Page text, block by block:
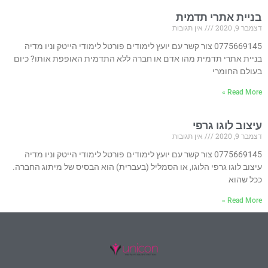
בניית אתרי תדמית
דצמבר 9, 2020
אין תגובות
0775669145 צור קשר עם יועץ לימודים פורטל לימודי הייטק וניו מדיה
בניית אתרי תדמית מהו אדם או חברה ללא התדמית האופפת אותו? כיום
בעולם החומרי
Read More »
עיצוב לוגו גרפי
דצמבר 9, 2020
אין תגובות
0775669145 צור קשר עם יועץ לימודים פורטל לימודי הייטק וניו מדיה
עיצוב לוגו גרפי הלוגו, או הסמליל (בעברית) הוא הבסיס של מיתוג החברה.
ככל שהוא
Read More »